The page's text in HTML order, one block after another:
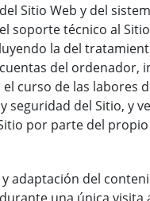
Sitio Web y del
soporte técnico al
la del
del ordenador,
curso de las labores
seguridad del Sitio, y
por parte del
adaptación del